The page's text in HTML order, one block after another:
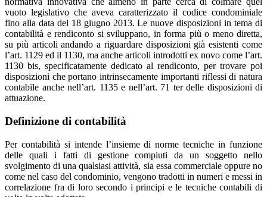
vuoto legislativo che aveva caratterizzato il codice condominiale
fino alla data del 18 giugno 2013. Le nuove disposizioni in tema di
contabilità e rendiconto si sviluppano, in forma più o meno diretta,
su più articoli andando a riguardare disposizioni già esistenti come
l’art. 1129 ed il 1130, ma anche articoli introdotti ex novo come l’art.
1130 bis, specificatamente dedicato al rendiconto, per trovare poi
disposizioni che portano intrinsecamente importanti riflessi di natura
contabile anche nell’art. 1135 e nell’art. 71 ter delle disposizioni di
attuazione.
Definizione di contabilità
Per contabilità si intende l’insieme di norme tecniche in funzione
delle quali i fatti di gestione compiuti da un soggetto nello
svolgimento di una qualsiasi attività, sia essa commerciale oppure no
come nel caso del condominio, vengono tradotti in numeri e messi in
correlazione fra di loro secondo i principi e le tecniche contabili di